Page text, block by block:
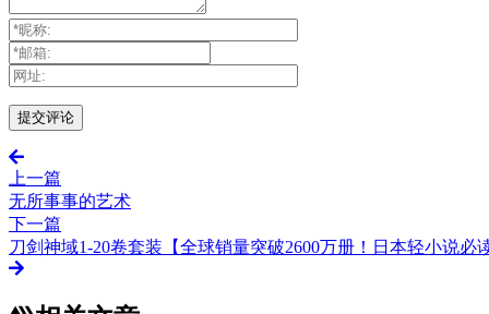
上一篇
无所事事的艺术
下一篇
刀剑神域1-20卷套装【全球销量突破2600万册！日本轻小说必